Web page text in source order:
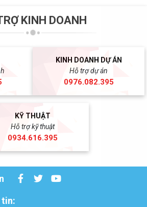
KINH DOANH
KINH DOANH DỰ ÁN
Hỗ trợ dự án
0976.082.395
KỸ THUẬT
Hỗ trợ kỹ thuật
0934.616.395
tin: